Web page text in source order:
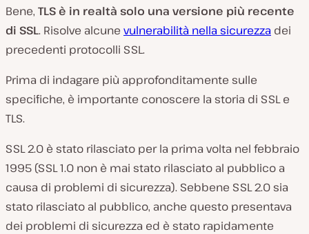
Bene, TLS è in realtà solo una versione più recente
di SSL. Risolve alcune vulnerabilità nella sicurezza dei
precedenti protocolli SSL.
Prima di indagare più approfonditamente sulle
specifiche, è importante conoscere la storia di SSL e
TLS.
SSL 2.0 è stato rilasciato per la prima volta nel febbraio
1995 (SSL 1.0 non è mai stato rilasciato al pubblico a
causa di problemi di sicurezza). Sebbene SSL 2.0 sia
stato rilasciato al pubblico, anche questo presentava
dei problemi di sicurezza ed è stato rapidamente